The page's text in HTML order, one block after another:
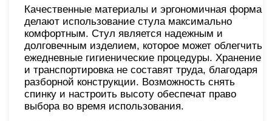
Качественные материалы и эргономичная форма
делают использование стула максимально
комфортным. Стул является надежным и
долговечным изделием, которое может облегчить
ежедневные гигиенические процедуры. Хранение
и транспортировка не составят труда, благодаря
разборной конструкции. Возможность снять
спинку и настроить высоту обеспечат право
выбора во время использования.